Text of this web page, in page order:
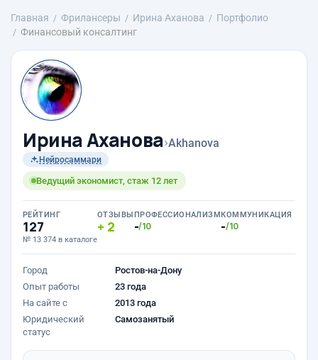
Главная Фрилансеры Ирина Аханова
Портфолио
Финансовый консалтинг
Ирина Аханова›Akhanova
Нейросаммари
Ведущий экономист, стаж 12 лет
РЕЙТИНГ
127
№ 13 374 в каталоге
ОТЗЫВЫ
2
ПРОФЕССИОНАЛИЗМ
-/10
КОММУНИКАЦИЯ
-/10
Город
Ростов-на-Дону
Опыт работы
23 года
На сайте с
2013 года
Юридический
статус
Самозанятый